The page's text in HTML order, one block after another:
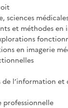
sciences
et méthodes
en imagerie
l’information
professionnelle